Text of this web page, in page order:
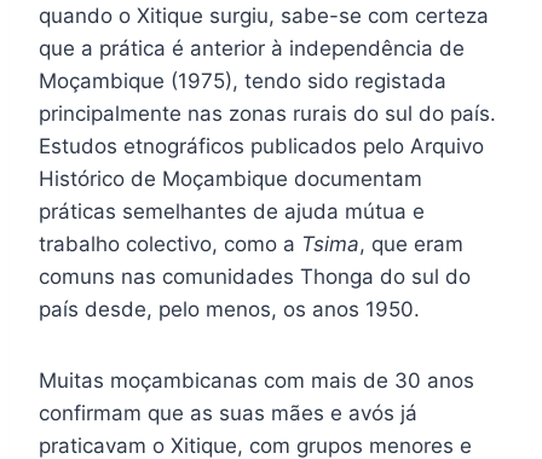
quando o Xitique surgiu, sabe-se com certeza
que a prática é anterior à independência de
Moçambique (1975), tendo sido registada
principalmente nas zonas rurais do sul do país.
Estudos etnográficos publicados pelo Arquivo
Histórico de Moçambique documentam
práticas semelhantes de ajuda mútua e
trabalho colectivo, como a Tsima, que eram
comuns nas comunidades Thonga do sul do
país desde, pelo menos, os anos 1950.
Muitas moçambicanas com mais de 30 anos
confirmam que as suas mães e avós já
praticavam o Xitique, com grupos menores e